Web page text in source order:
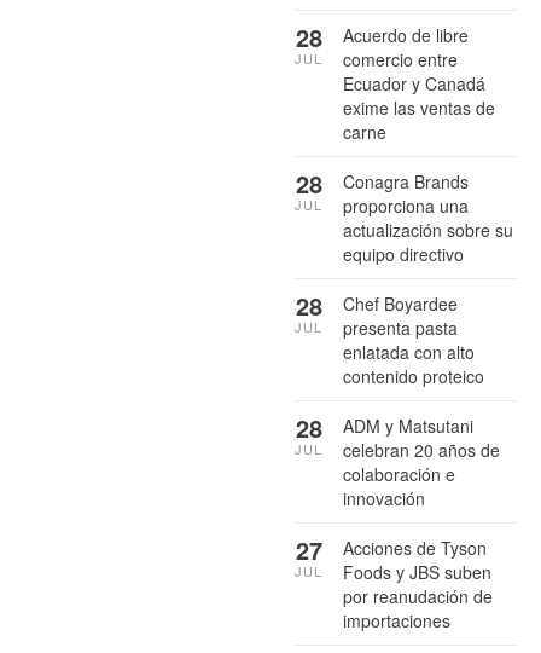
Acuerdo de libre
comercio entre
Ecuador y Canadá
exime las ventas de
carne
28
JUL
Conagra Brands
proporciona una
actualización sobre su
equipo directivo
28
JUL
Chef Boyardee
presenta pasta
enlatada con alto
contenido proteico
28
JUL
ADM y Matsutani
celebran 20 años de
colaboración e
innovación
28
JUL
Acciones de Tyson
Foods y JBS suben
por reanudación de
importaciones
27
JUL